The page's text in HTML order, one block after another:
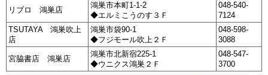
リブロ 鴻巣店
鴻巣市本町1-1-2
◆エルミこうのす３Ｆ
048-540-
7124
TSUTAYA 鴻巣吹上
店
鴻巣市袋90-1
◆フジモール吹上２Ｆ
048-598-
3088
宮脇書店 鴻巣店
鴻巣市北新宿225-1
◆ウニクス鴻巣２Ｆ
048-547-
3700